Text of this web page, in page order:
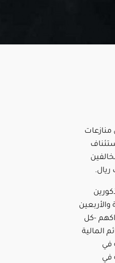
منازعات
الأوراق المالية، تغريم 9 مخالفين
-كل
المالية
في
في